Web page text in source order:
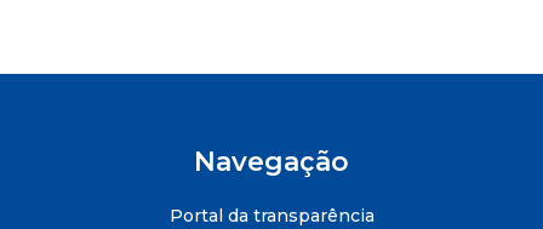
Navegação
Portal da transparência